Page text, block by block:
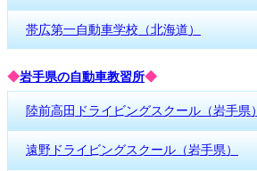
帯広第一自動車学校（北海道）
◆岩手県の自動車教習所◆
陸前高田ドライビングスクール（岩手県）
遠野ドライビングスクール（岩手県）